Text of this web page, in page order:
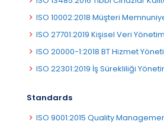
ISO 10002:2018 Müşteri
ISO 27701:2019 Kişisel Veri
ISO 20000-1:2018 BT Hizmet
ISO 22301:2019 İş Sürekliliği
Standards
ISO 9001:2015 Quality